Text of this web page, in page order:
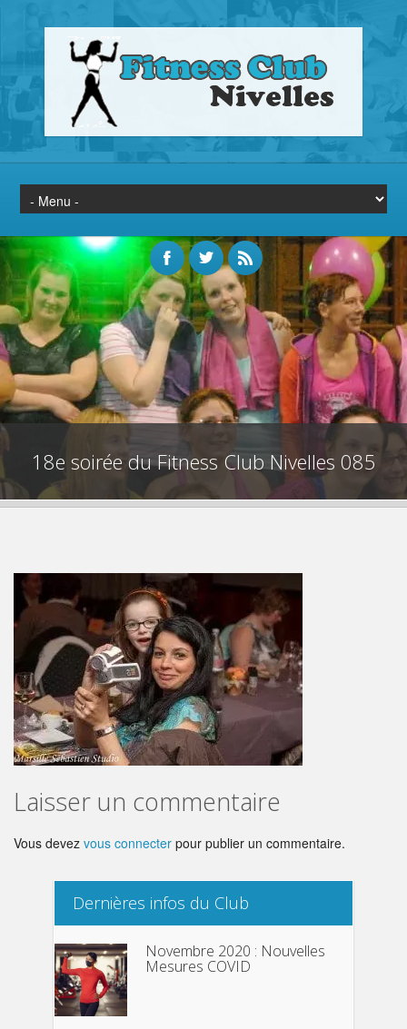
18e soirée du Fitness Club Nivelles 085
Laisser un commentaire
Vous devez vous connecter pour publier un commentaire.
Dernières infos du Club
Novembre 2020 : Nouvelles
Mesures COVID